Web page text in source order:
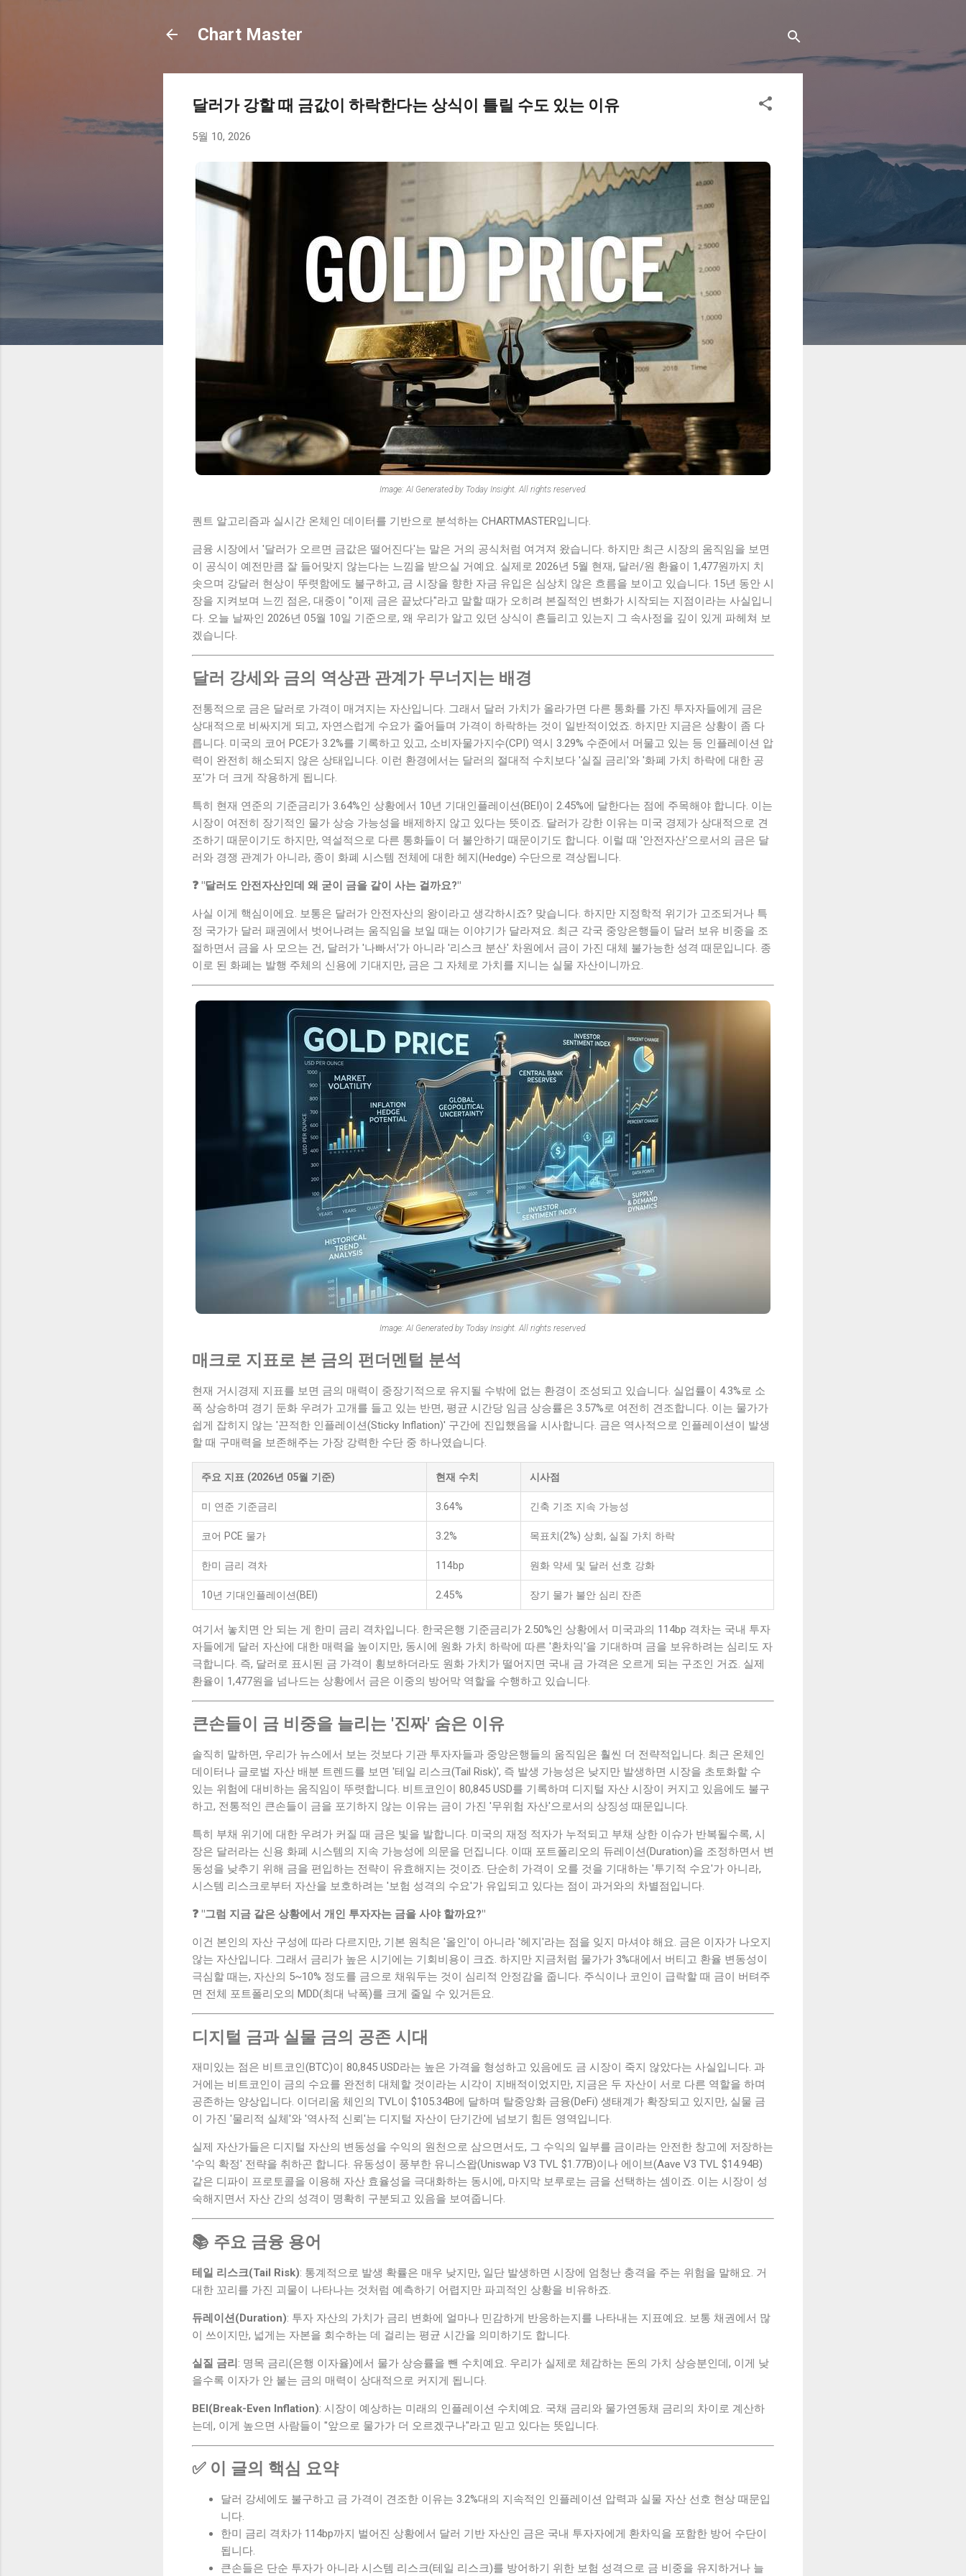
Chart Master
달러가 강할 때 금값이 하락한다는 상식이 틀릴 수도 있는 이유
5월 10, 2026
Image: AI Generated by Today Insight. All rights reserved.
퀀트 알고리즘과 실시간 온체인 데이터를 기반으로 분석하는 CHARTMASTER입니다.
금융 시장에서 '달러가 오르면 금값은 떨어진다'는 말은 거의 공식처럼 여겨져 왔습니다. 하지만 최근 시장의 움직임을 보면
이 공식이 예전만큼 잘 들어맞지 않는다는 느낌을 받으실 거예요. 실제로 2026년 5월 현재, 달러/원 환율이 1,477원까지 치
솟으며 강달러 현상이 뚜렷함에도 불구하고, 금 시장을 향한 자금 유입은 심상치 않은 흐름을 보이고 있습니다. 15년 동안 시
장을 지켜보며 느낀 점은, 대중이 "이제 금은 끝났다"라고 말할 때가 오히려 본질적인 변화가 시작되는 지점이라는 사실입니
다. 오늘 날짜인 2026년 05월 10일 기준으로, 왜 우리가 알고 있던 상식이 흔들리고 있는지 그 속사정을 깊이 있게 파헤쳐 보
겠습니다.
달러 강세와 금의 역상관 관계가 무너지는 배경
전통적으로 금은 달러로 가격이 매겨지는 자산입니다. 그래서 달러 가치가 올라가면 다른 통화를 가진 투자자들에게 금은
상대적으로 비싸지게 되고, 자연스럽게 수요가 줄어들며 가격이 하락하는 것이 일반적이었죠. 하지만 지금은 상황이 좀 다
릅니다. 미국의 코어 PCE가 3.2%를 기록하고 있고, 소비자물가지수(CPI) 역시 3.29% 수준에서 머물고 있는 등 인플레이션 압
력이 완전히 해소되지 않은 상태입니다. 이런 환경에서는 달러의 절대적 수치보다 '실질 금리'와 '화폐 가치 하락에 대한 공
포'가 더 크게 작용하게 됩니다.
특히 현재 연준의 기준금리가 3.64%인 상황에서 10년 기대인플레이션(BEI)이 2.45%에 달한다는 점에 주목해야 합니다. 이는
시장이 여전히 장기적인 물가 상승 가능성을 배제하지 않고 있다는 뜻이죠. 달러가 강한 이유는 미국 경제가 상대적으로 견
조하기 때문이기도 하지만, 역설적으로 다른 통화들이 더 불안하기 때문이기도 합니다. 이럴 때 '안전자산'으로서의 금은 달
러와 경쟁 관계가 아니라, 종이 화폐 시스템 전체에 대한 헤지(Hedge) 수단으로 격상됩니다.
❓ "달러도 안전자산인데 왜 굳이 금을 같이 사는 걸까요?"
사실 이게 핵심이에요. 보통은 달러가 안전자산의 왕이라고 생각하시죠? 맞습니다. 하지만 지정학적 위기가 고조되거나 특
정 국가가 달러 패권에서 벗어나려는 움직임을 보일 때는 이야기가 달라져요. 최근 각국 중앙은행들이 달러 보유 비중을 조
절하면서 금을 사 모으는 건, 달러가 '나빠서'가 아니라 '리스크 분산' 차원에서 금이 가진 대체 불가능한 성격 때문입니다. 종
이로 된 화폐는 발행 주체의 신용에 기대지만, 금은 그 자체로 가치를 지니는 실물 자산이니까요.
Image: AI Generated by Today Insight. All rights reserved.
매크로 지표로 본 금의 펀더멘털 분석
현재 거시경제 지표를 보면 금의 매력이 중장기적으로 유지될 수밖에 없는 환경이 조성되고 있습니다. 실업률이 4.3%로 소
폭 상승하며 경기 둔화 우려가 고개를 들고 있는 반면, 평균 시간당 임금 상승률은 3.57%로 여전히 견조합니다. 이는 물가가
쉽게 잡히지 않는 '끈적한 인플레이션(Sticky Inflation)' 구간에 진입했음을 시사합니다. 금은 역사적으로 인플레이션이 발생
할 때 구매력을 보존해주는 가장 강력한 수단 중 하나였습니다.
주요 지표 (2026년 05월 기준) 현재 수치 시사점
미 연준 기준금리 3.64% 긴축 기조 지속 가능성
코어 PCE 물가 3.2% 목표치(2%) 상회, 실질 가치 하락
한미 금리 격차 114bp 원화 약세 및 달러 선호 강화
10년 기대인플레이션(BEI) 2.45% 장기 물가 불안 심리 잔존
여기서 놓치면 안 되는 게 한미 금리 격차입니다. 한국은행 기준금리가 2.50%인 상황에서 미국과의 114bp 격차는 국내 투자
자들에게 달러 자산에 대한 매력을 높이지만, 동시에 원화 가치 하락에 따른 '환차익'을 기대하며 금을 보유하려는 심리도 자
극합니다. 즉, 달러로 표시된 금 가격이 횡보하더라도 원화 가치가 떨어지면 국내 금 가격은 오르게 되는 구조인 거죠. 실제
환율이 1,477원을 넘나드는 상황에서 금은 이중의 방어막 역할을 수행하고 있습니다.
큰손들이 금 비중을 늘리는 '진짜' 숨은 이유
솔직히 말하면, 우리가 뉴스에서 보는 것보다 기관 투자자들과 중앙은행들의 움직임은 훨씬 더 전략적입니다. 최근 온체인
데이터나 글로벌 자산 배분 트렌드를 보면 '테일 리스크(Tail Risk)', 즉 발생 가능성은 낮지만 발생하면 시장을 초토화할 수
있는 위험에 대비하는 움직임이 뚜렷합니다. 비트코인이 80,845 USD를 기록하며 디지털 자산 시장이 커지고 있음에도 불구
하고, 전통적인 큰손들이 금을 포기하지 않는 이유는 금이 가진 '무위험 자산'으로서의 상징성 때문입니다.
특히 부채 위기에 대한 우려가 커질 때 금은 빛을 발합니다. 미국의 재정 적자가 누적되고 부채 상한 이슈가 반복될수록, 시
장은 달러라는 신용 화폐 시스템의 지속 가능성에 의문을 던집니다. 이때 포트폴리오의 듀레이션(Duration)을 조정하면서 변
동성을 낮추기 위해 금을 편입하는 전략이 유효해지는 것이죠. 단순히 가격이 오를 것을 기대하는 '투기적 수요'가 아니라,
시스템 리스크로부터 자산을 보호하려는 '보험 성격의 수요'가 유입되고 있다는 점이 과거와의 차별점입니다.
❓ "그럼 지금 같은 상황에서 개인 투자자는 금을 사야 할까요?"
이건 본인의 자산 구성에 따라 다르지만, 기본 원칙은 '올인'이 아니라 '헤지'라는 점을 잊지 마셔야 해요. 금은 이자가 나오지
않는 자산입니다. 그래서 금리가 높은 시기에는 기회비용이 크죠. 하지만 지금처럼 물가가 3%대에서 버티고 환율 변동성이
극심할 때는, 자산의 5~10% 정도를 금으로 채워두는 것이 심리적 안정감을 줍니다. 주식이나 코인이 급락할 때 금이 버텨주
면 전체 포트폴리오의 MDD(최대 낙폭)를 크게 줄일 수 있거든요.
디지털 금과 실물 금의 공존 시대
재미있는 점은 비트코인(BTC)이 80,845 USD라는 높은 가격을 형성하고 있음에도 금 시장이 죽지 않았다는 사실입니다. 과
거에는 비트코인이 금의 수요를 완전히 대체할 것이라는 시각이 지배적이었지만, 지금은 두 자산이 서로 다른 역할을 하며
공존하는 양상입니다. 이더리움 체인의 TVL이 $105.34B에 달하며 탈중앙화 금융(DeFi) 생태계가 확장되고 있지만, 실물 금
이 가진 '물리적 실체'와 '역사적 신뢰'는 디지털 자산이 단기간에 넘보기 힘든 영역입니다.
실제 자산가들은 디지털 자산의 변동성을 수익의 원천으로 삼으면서도, 그 수익의 일부를 금이라는 안전한 창고에 저장하는
'수익 확정' 전략을 취하곤 합니다. 유동성이 풍부한 유니스왑(Uniswap V3 TVL $1.77B)이나 에이브(Aave V3 TVL $14.94B)
같은 디파이 프로토콜을 이용해 자산 효율성을 극대화하는 동시에, 마지막 보루로는 금을 선택하는 셈이죠. 이는 시장이 성
숙해지면서 자산 간의 성격이 명확히 구분되고 있음을 보여줍니다.
📚 주요 금융 용어
테일 리스크(Tail Risk): 통계적으로 발생 확률은 매우 낮지만, 일단 발생하면 시장에 엄청난 충격을 주는 위험을 말해요. 거
대한 꼬리를 가진 괴물이 나타나는 것처럼 예측하기 어렵지만 파괴적인 상황을 비유하죠.
듀레이션(Duration): 투자 자산의 가치가 금리 변화에 얼마나 민감하게 반응하는지를 나타내는 지표예요. 보통 채권에서 많
이 쓰이지만, 넓게는 자본을 회수하는 데 걸리는 평균 시간을 의미하기도 합니다.
실질 금리 : 명목 금리(은행 이자율)에서 물가 상승률을 뺀 수치예요. 우리가 실제로 체감하는 돈의 가치 상승분인데, 이게 낮
을수록 이자가 안 붙는 금의 매력이 상대적으로 커지게 됩니다.
BEI(Break-Even Inflation): 시장이 예상하는 미래의 인플레이션 수치예요. 국채 금리와 물가연동채 금리의 차이로 계산하
는데, 이게 높으면 사람들이 "앞으로 물가가 더 오르겠구나"라고 믿고 있다는 뜻입니다.
✅ 이 글의 핵심 요약
달러 강세에도 불구하고 금 가격이 견조한 이유는 3.2%대의 지속적인 인플레이션 압력과 실물 자산 선호 현상 때문입
니다.
한미 금리 격차가 114bp까지 벌어진 상황에서 달러 기반 자산인 금은 국내 투자자에게 환차익을 포함한 방어 수단이
됩니다.
큰손들은 단순 투자가 아니라 시스템 리스크(테일 리스크)를 방어하기 위한 보험 성격으로 금 비중을 유지하거나 늘